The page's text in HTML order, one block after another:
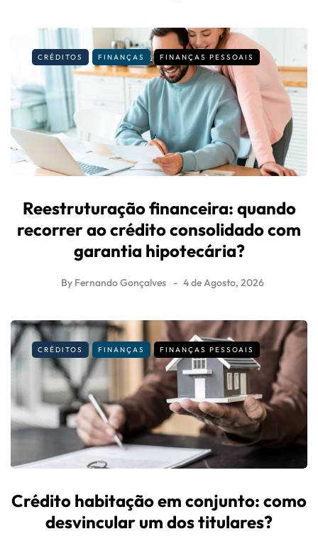
CRÉDITOS FINANÇAS FINANÇAS PESSOAIS
Reestruturação financeira: quando
recorrer ao crédito consolidado com
garantia hipotecária?
By Fernando Gonçalves 4 de Agosto, 2026
CRÉDITOS FINANÇAS FINANÇAS PESSOAIS
Crédito habitação em conjunto: como
desvincular um dos titulares?